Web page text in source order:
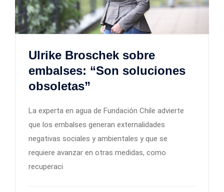
Ulrike Broschek sobre
embalses: “Son soluciones
obsoletas”
La experta en agua de Fundación Chile advierte
que los embalses generan externalidades
negativas sociales y ambientales y que se
requiere avanzar en otras medidas, como
recuperaci